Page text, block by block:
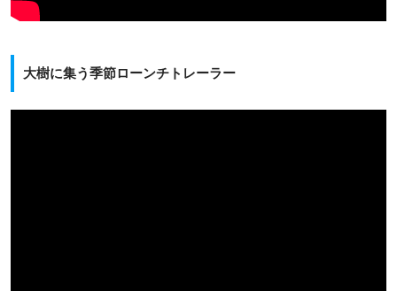
大樹に集う季節ローンチトレーラー